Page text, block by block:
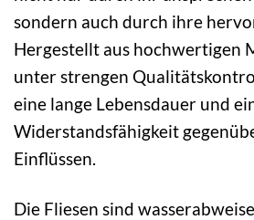
sondern auch durch ihre
Hergestellt aus hochwertigen
unter strengen
eine lange Lebensdauer und
Widerstandsfähigkeit
Einflüssen.
Die Fliesen sind